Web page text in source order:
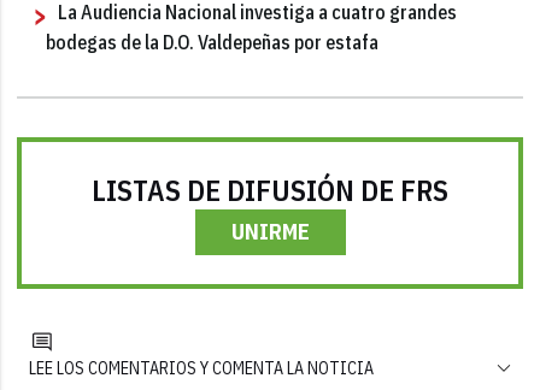
La Audiencia Nacional investiga a cuatro grandes
bodegas de la D.O. Valdepeñas por estafa
LISTAS DE DIFUSIÓN DE FRS
UNIRME
LEE LOS COMENTARIOS Y COMENTA LA NOTICIA